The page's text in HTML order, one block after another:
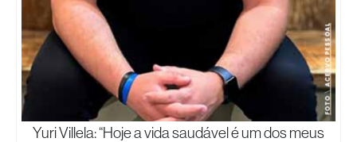
Yuri Villela: “Hoje a vida saudável é um dos meus